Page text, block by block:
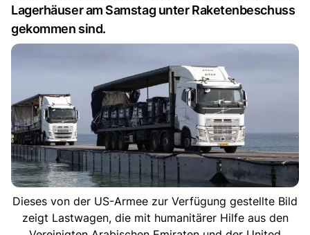
Lagerhäuser am Samstag unter Raketenbeschuss
gekommen sind.
Dieses von der US-Armee zur Verfügung gestellte Bild
zeigt Lastwagen, die mit humanitärer Hilfe aus den